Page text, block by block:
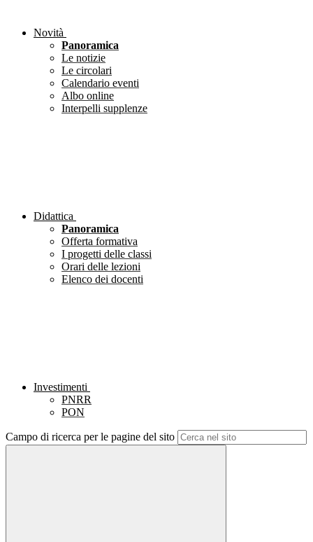
Novità
Panoramica
Le notizie
Le circolari
Calendario eventi
Albo online
Interpelli supplenze
Didattica
Panoramica
Offerta formativa
I progetti delle classi
Orari delle lezioni
Elenco dei docenti
Investimenti
PNRR
PON
Campo di ricerca per le pagine del sito